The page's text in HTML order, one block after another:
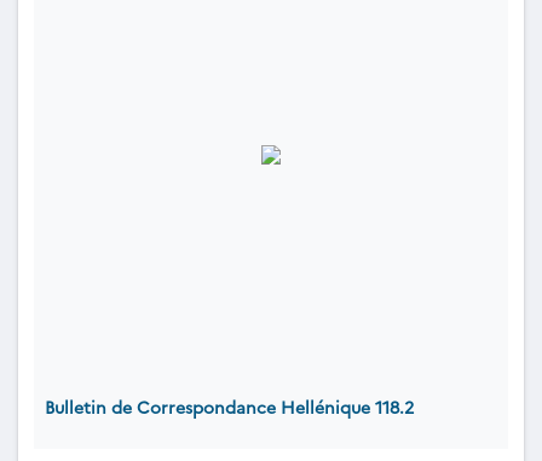
Bulletin de Correspondance Hellénique 118.2